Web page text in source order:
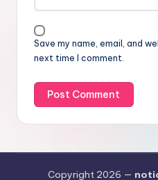
Save my name, email, and
next time I comment.
Copyright 2026 —